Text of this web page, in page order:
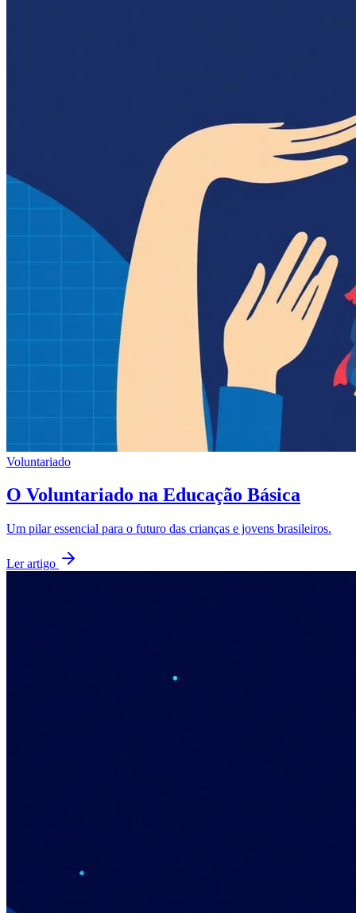
Voluntariado
O Voluntariado na Educação Básica
Um pilar essencial para o futuro das crianças e jovens brasileiros.
Ler artigo